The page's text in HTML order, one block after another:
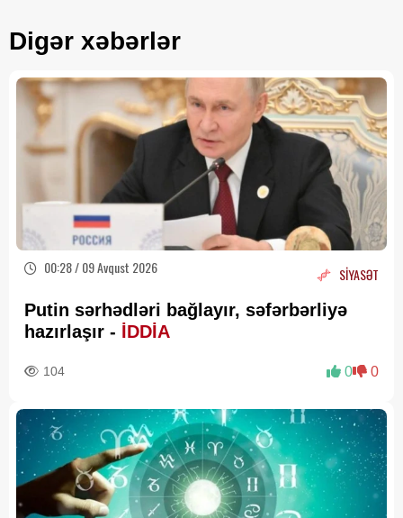
Digər xəbərlər
00:28 / 09 Avqust 2026 SİYASƏT
Putin sərhədləri bağlayır, səfərbərliyə
hazırlaşır - İDDİA
104 0 0